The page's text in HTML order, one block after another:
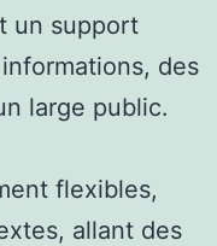
un support
des
large public.
flexibles,
allant des